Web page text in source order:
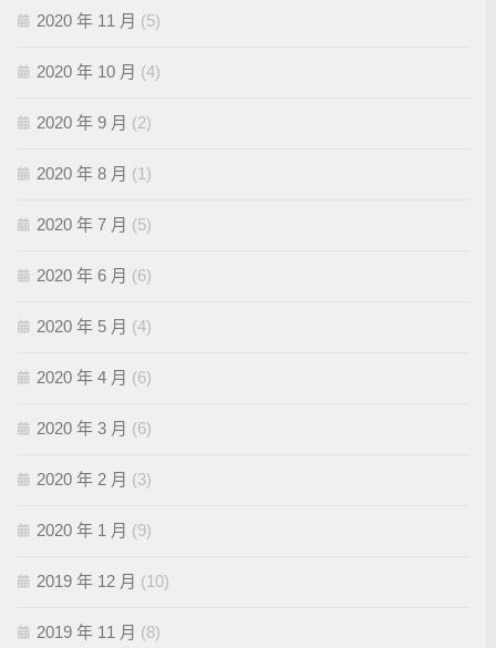
2020 年 11 月 (5)
2020 年 10 月 (4)
2020 年 9 月 (2)
2020 年 8 月 (1)
2020 年 7 月 (5)
2020 年 6 月 (6)
2020 年 5 月 (4)
2020 年 4 月 (6)
2020 年 3 月 (6)
2020 年 2 月 (3)
2020 年 1 月 (9)
2019 年 12 月 (10)
2019 年 11 月 (8)